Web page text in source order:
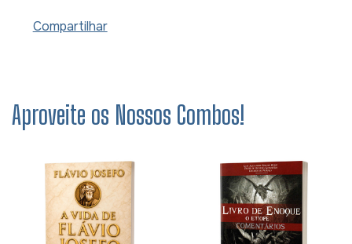
Compartilhar
Aproveite os Nossos Combos!